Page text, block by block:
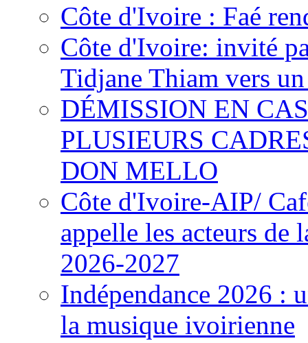
Côte d'Ivoire : Faé
Côte d'Ivoire: invité
Tidjane Thiam vers
DÉMISSION EN
PLUSIEURS
DON MELLO
Côte d'Ivoire-AIP/
appelle les acteurs de
2026-2027
Indépendance 2026 :
la musique ivoirienne